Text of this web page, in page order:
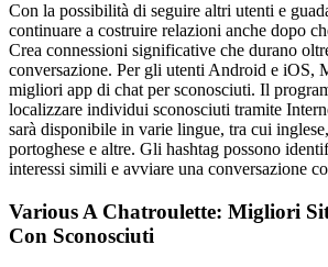
Con la possibilità di seguire altri utenti e
continuare a costruire relazioni anche dopo
Crea connessioni significative che durano
conversazione. Per gli utenti Android e iOS,
migliori app di chat per sconosciuti. Il
localizzare individui sconosciuti tramite
sarà disponibile in varie lingue, tra cui
portoghese e altre. Gli hashtag possono
interessi simili e avviare una conversazione
Various A Chatroulette: Migliori
Con Sconosciuti